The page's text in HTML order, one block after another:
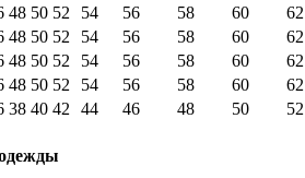
48 50 52 54 56 58 60
62
48 50 52 54 56 58 60
62
48 50 52 54 56 58 60
62
48 50 52 54 56 58 60
62
38 40 42 44 46 48 50 52